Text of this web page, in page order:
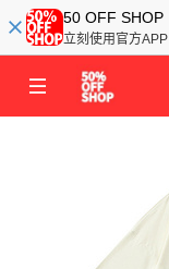
50 OFF SHOP
立刻使用官方APP